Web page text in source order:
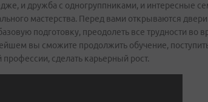
и дружба с одногруппниками, и интересные
мастерства. Перед вами открываются
подготовку, преодолеть все трудности во
вы сможите продолжить обучение,
сделать карьерный рост.